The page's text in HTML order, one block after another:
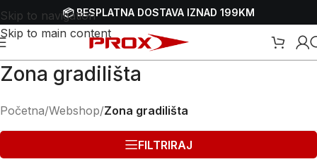
Skip to navigation
Skip to main content
📦 BESPLATNA DOSTAVA IZNAD 199KM
Zona gradilišta
Početna/Webshop/Zona gradilišta
FILTRIRAJ